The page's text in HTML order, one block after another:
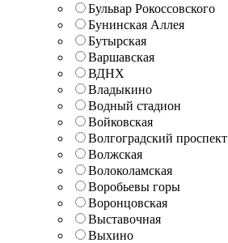
Бульвар Рокоссовского
Бунинская Аллея
Бутырская
Варшавская
ВДНХ
Владыкино
Водный стадион
Войковская
Волгоградский проспект
Волжская
Волоколамская
Воробьевы горы
Воронцовская
Выставочная
Выхино